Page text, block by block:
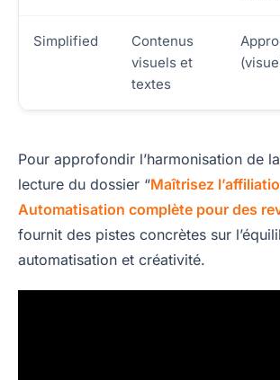
Simplified
Contenus
visuels et
textes
Pour approfondir l’harmonisation de
lecture du dossier “Maîtrisez
Automatisation complète pour des
fournit des pistes concrètes sur
automatisation et créativité.